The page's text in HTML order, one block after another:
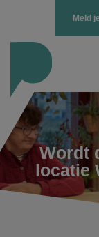
Meld
Wordt
locatie